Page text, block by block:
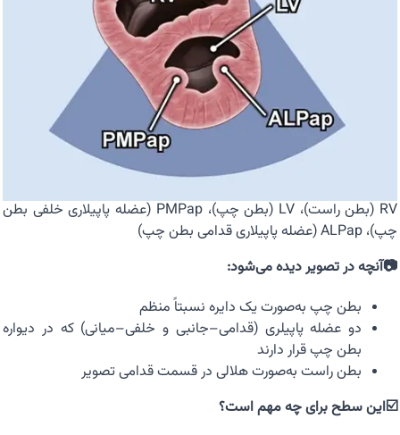
RV (بطن راست)، LV (بطن چپ)، PMPap (عضله پاپیلاری خلفی بطن
چپ)، ALPap (عضله پاپیلاری قدامی بطن چپ)
📷آنچه در تصویر دیده می‌شود:
بطن چپ به‌صورت یک دایره نسبتاً منظم
دو عضله پاپیلری (قدامی–جانبی و خلفی–میانی) که در دیواره
بطن چپ قرار دارند
بطن راست به‌صورت هلالی در قسمت قدامی تصویر
☑️این سطح برای چه مهم است؟